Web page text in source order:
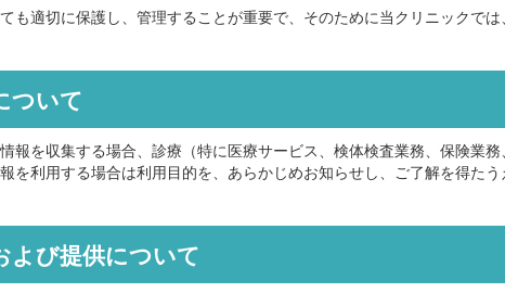
も適切に保護し、管理することが重要で、そのために当クリニックで
ついて
報を収集する場合、診療（特に医療サービス、検体検査業務、保険業
を利用する場合は利用目的を、あらかじめお知らせし、ご了解を得たう
よび提供について